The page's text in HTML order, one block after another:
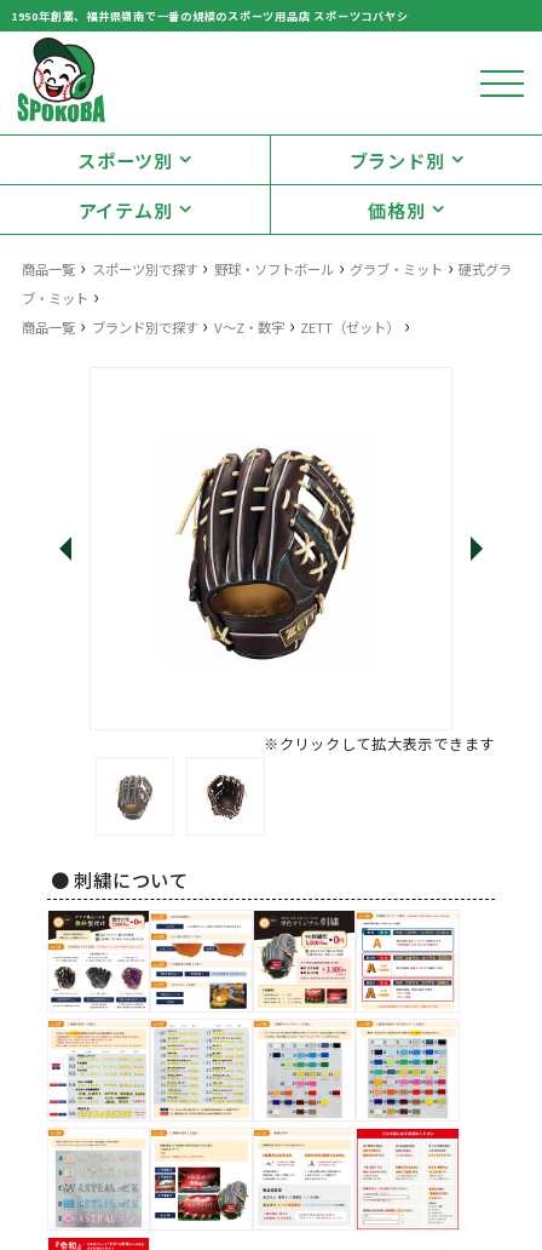
1950年創業、福井県嶺南で一番の規模のスポーツ用品店 スポーツコバヤシ
スポーツ別
ブランド別
アイテム別
価格別
商品一覧 › スポーツ別で探す› 野球・ソフトボール› グラブ・ミット ›硬式グラ
ブ・ミット ›
商品一覧 › ブランド別で探す› V〜Z・数字› ZETT（ゼット） ›
※クリックして拡大表示できます
● 刺繍について